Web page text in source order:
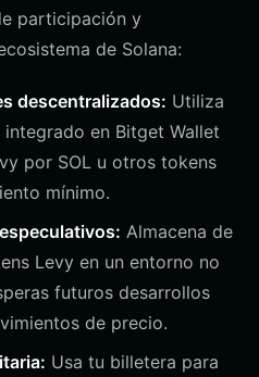
participación y
de Solana:
descentralizados: Utiliza
en Bitget Wallet
por SOL u otros tokens
mínimo.
Almacena de
Levy en un entorno no
futuros desarrollos
de precio.
Usa tu billetera para